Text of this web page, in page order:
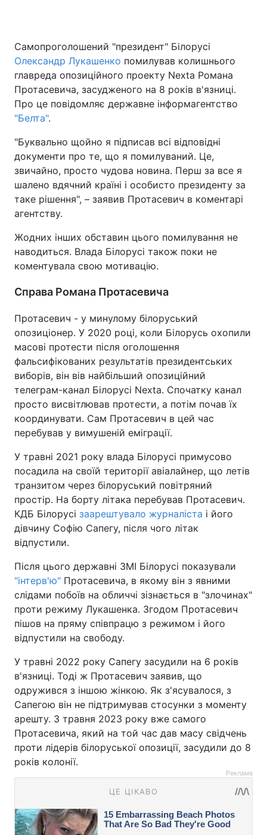
Самопроголошений "президент" Білорусі
Олександр Лукашенко помилував колишнього
главреда опозиційного проекту Nexta Романа
Протасевича, засудженого на 8 років в'язниці.
Про це повідомляє державне інформагентство
"Белта".
"Буквально щойно я підписав всі відповідні
документи про те, що я помилуваний. Це,
звичайно, просто чудова новина. Перш за все я
шалено вдячний країні і особисто президенту за
таке рішення", – заявив Протасевич в коментарі
агентству.
Жодних інших обставин цього помилування не
наводиться. Влада Білорусі також поки не
коментувала свою мотивацію.
Справа Романа Протасевича
Протасевич - у минулому білоруський
опозиціонер. У 2020 році, коли Білорусь охопили
масові протести після оголошення
фальсифікованих результатів президентських
виборів, він вів найбільший опозиційний
телеграм-канал Білорусі Nexta. Спочатку канал
просто висвітлював протести, а потім почав їх
координувати. Сам Протасевич в цей час
перебував у вимушеній еміграції.
У травні 2021 року влада Білорусі примусово
посадила на своїй території авіалайнер, що летів
транзитом через білоруський повітряний
простір. На борту літака перебував Протасевич.
КДБ Білорусі заарештувало журналіста і його
дівчину Софію Сапегу, після чого літак
відпустили.
Після цього державні ЗМІ Білорусі показували
"інтерв'ю" Протасевича, в якому він з явними
слідами побоїв на обличчі зізнається в "злочинах"
проти режиму Лукашенка. Згодом Протасевич
пішов на пряму співпрацю з режимом і його
відпустили на свободу.
У травні 2022 року Сапегу засудили на 6 років
в'язниці. Тоді ж Протасевич заявив, що
одружився з іншою жінкою. Як з'ясувалося, з
Сапегою він не підтримував стосунки з моменту
арешту. 3 травня 2023 року вже самого
Протасевича, який на той час дав масу свідчень
проти лідерів білоруської опозиції, засудили до 8
років колонії.
Реклама